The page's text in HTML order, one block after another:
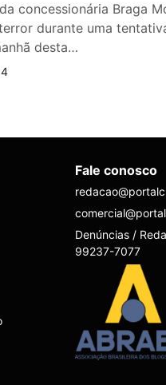
concessionária Braga
durante uma
desta…
Fale conosco
Denúncias /
99237-7077